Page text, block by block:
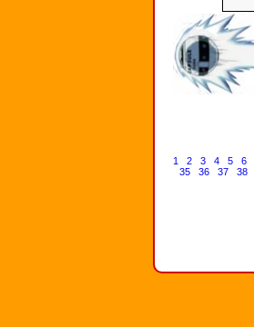
1 2 3 4 5 6
35
36 37 38